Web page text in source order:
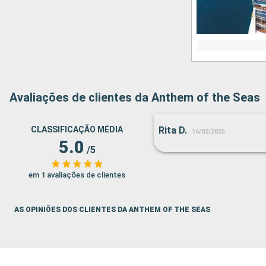
Avaliações de clientes da Anthem of the Seas
CLASSIFICAÇÃO MÉDIA
5.0 /5
em 1 avaliações de clientes
Rita D. 16/02/2025
AS OPINIÕES DOS CLIENTES DA ANTHEM OF THE SEAS